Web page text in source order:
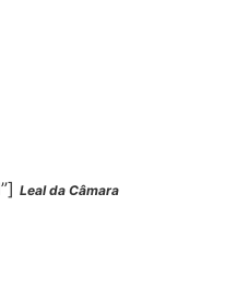
Leal da Câmara